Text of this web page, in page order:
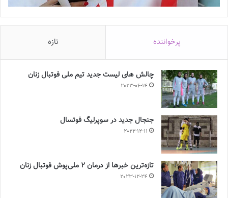
پرخواننده تازه
چالش هاى ليست جدید تيم ملى فوتبال زنان
2023-06-14
جنجال جدید در سوپرلیگ فوتسال
2022-12-11
تازه‌ترین خبرها از درمان ۲ ملی‌پوش فوتبال زنان
2023-12-24